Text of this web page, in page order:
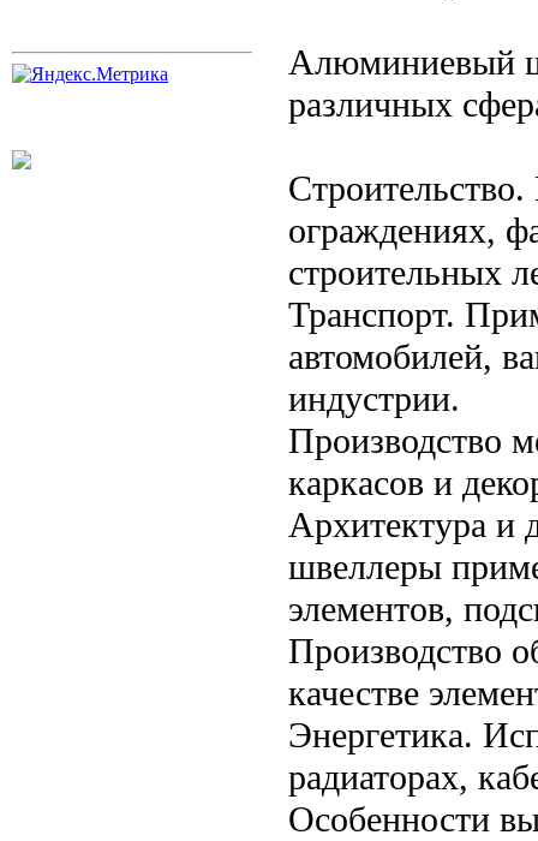
Алюминиевый
различных
ограждениях,
строительных
Транспорт.
автомобилей,
индустрии.
Производство
каркасов и
Архитектура и
швеллеры
элементов,
Производство
качестве
Энергетика.
радиаторах,
Особенности